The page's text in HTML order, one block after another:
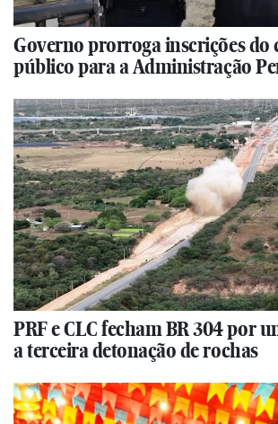
Governo prorroga inscrições do
público para a Administração
PRF e CLC fecham BR 304 por
a terceira detonação de rochas